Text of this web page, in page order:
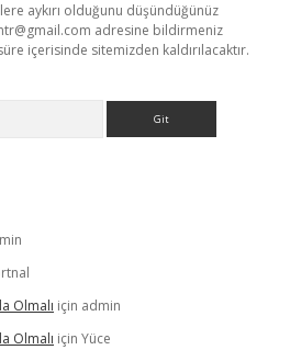
aykırı olduğunu düşündüğünüz
adresine bildirmeniz
içerisinde sitemizden kaldırılacaktır.
Olmalı için admin
Olmalı için Yüce